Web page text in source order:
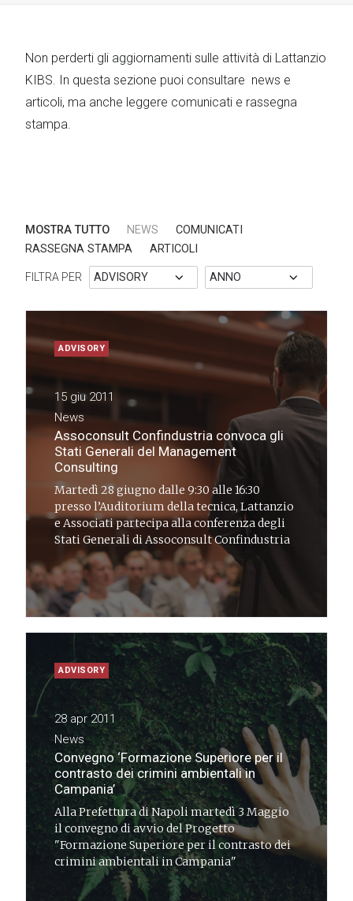
Non perderti gli aggiornamenti sulle attività di Lattanzio
KIBS. In questa sezione puoi consultare news e
articoli, ma anche leggere comunicati e rassegna
stampa.
MOSTRA TUTTO NEWS
COMUNICATI
RASSEGNA STAMPA
ARTICOLI
FILTRA PER
ADVISORY
15 giu 2011
News
Assoconsult Confindustria convoca gli
Stati Generali del Management
Consulting
Martedì 28 giugno dalle 9:30 alle 16:30
presso l’Auditorium della tecnica, Lattanzio
e Associati partecipa alla conferenza degli
Stati Generali di Assoconsult Confindustria
ADVISORY
28 apr 2011
News
Convegno ‘Formazione Superiore per il
contrasto dei crimini ambientali in
Campania’
Alla Prefettura di Napoli martedì 3 Maggio
il convegno di avvio del Progetto
"Formazione Superiore per il contrasto dei
crimini ambientali in Campania"